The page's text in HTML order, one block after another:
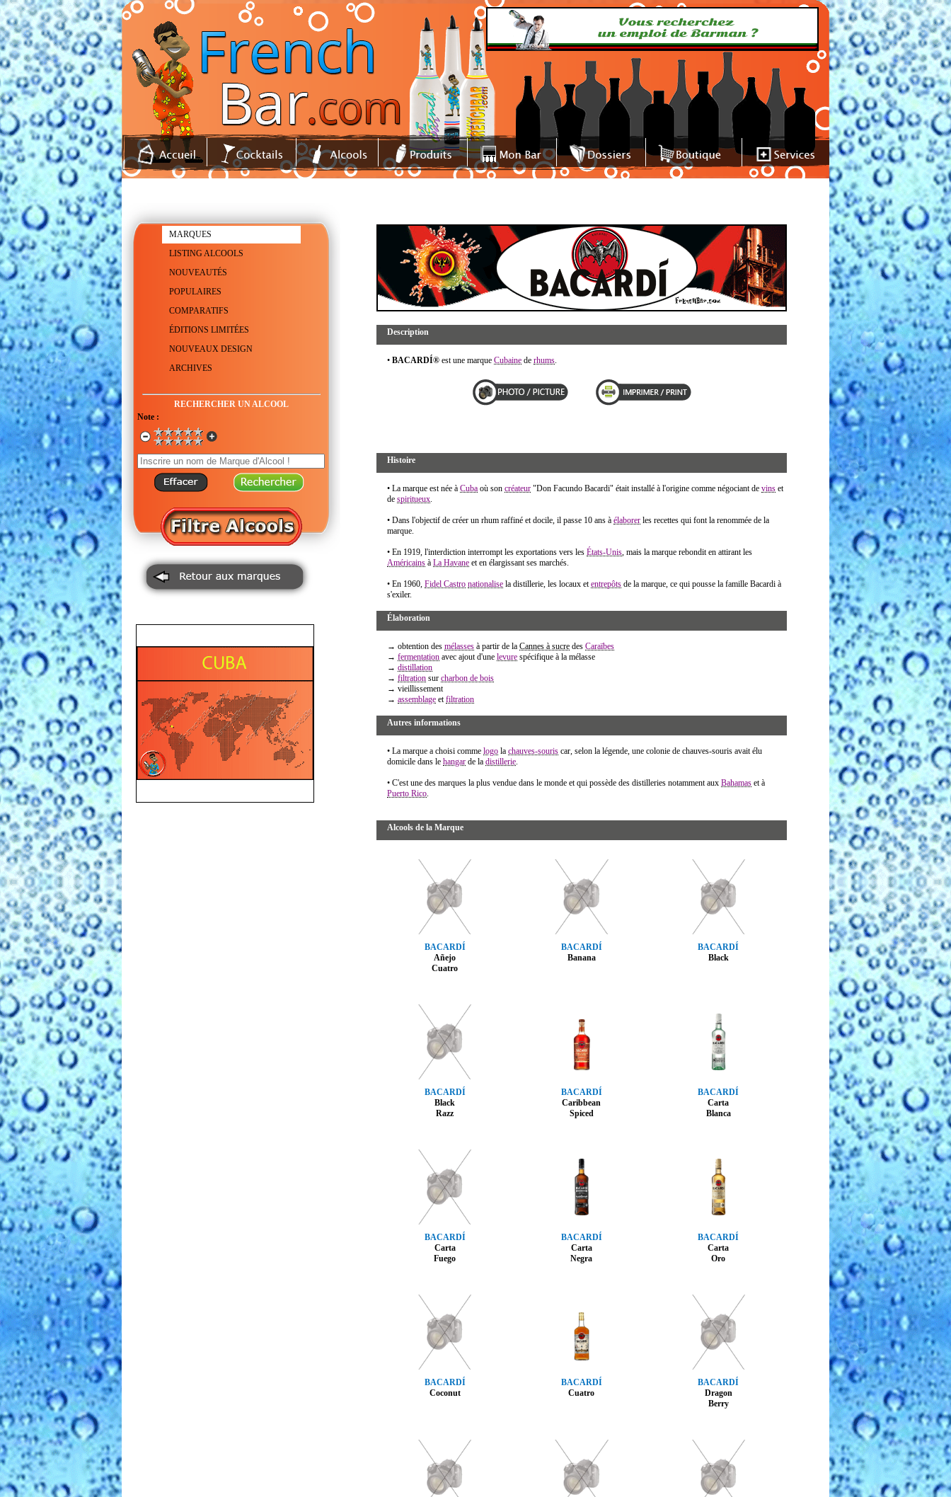
MARQUES
LISTING ALCOOLS
NOUVEAUTÉS
POPULAIRES
COMPARATIFS
ÉDITIONS LIMITÉES
NOUVEAUX DESIGN
ARCHIVES
RECHERCHER UN ALCOOL
Note :
Description
• BACARDÍ® est une marque Cubaine de rhums.
Histoire
• La marque est née à Cuba où son créateur "Don Facundo Bacardi" était installé à l'origine comme négociant de vins et
de spiritueux.
• Dans l'objectif de créer un rhum raffiné et docile, il passe 10 ans à élaborer les recettes qui font la renommée de la
marque.
• En 1919, l'interdiction interrompt les exportations vers les États-Unis, mais la marque rebondit en attirant les
Américains à La Havane et en élargissant ses marchés.
• En 1960, Fidel Castro nationalise la distillerie, les locaux etentrepôts de la marque, ce qui pousse la famille Bacardi à
s'exiler.
Élaboration
→ obtention des mélasses à partir de la Cannes à sucre des Caraïbes
→ fermentation avec ajout d'une levure spécifique à la mélasse
→ distillation
→ filtration sur charbon de bois
→ vieillissement
→ assemblage etfiltration
Autres informations
• La marque a choisi comme logo la chauves-souris car, selon la légende, une colonie de chauves-souris avait élu
domicile dans le hangar de la distillerie.
• C'est une des marques la plus vendue dans le monde et qui possède des distilleries notamment aux Bahamas et à
Puerto Rico.
Alcools de la Marque
BACARDÍ
Añejo
Cuatro
BACARDÍ
Banana
BACARDÍ
Black
BACARDÍ
Black
Razz
BACARDÍ
Caribbean
Spiced
BACARDÍ
Carta
Blanca
BACARDÍ
Carta
Fuego
BACARDÍ
Carta
Negra
BACARDÍ
Carta
Oro
BACARDÍ
Coconut
BACARDÍ
Cuatro
BACARDÍ
Dragon
Berry